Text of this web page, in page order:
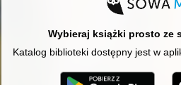
Wybieraj książki prosto ze
Katalog biblioteki dostępny jest w